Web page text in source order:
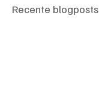
Recente blogposts